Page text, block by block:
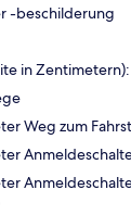
-beschilderung
in Zentimetern):
Weg zum